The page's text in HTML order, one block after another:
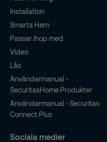
Installation
Smarta Hem
Passar ihop med
Video
Lås
Användarmanual -
SecuritasHome Produkter
Användarmanual - Securitas
Connect Plus
Sociala medier